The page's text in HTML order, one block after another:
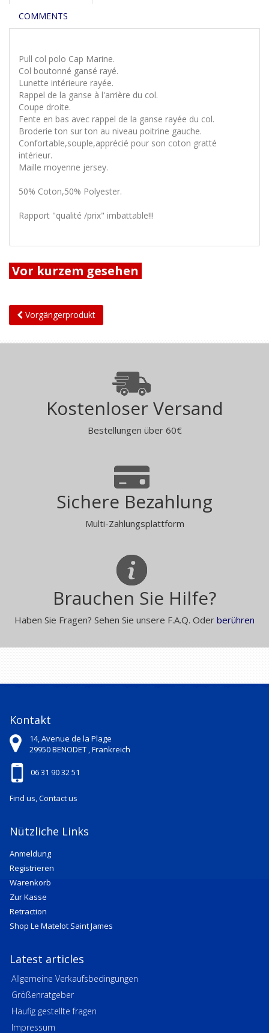
COMMENTS
Pull col polo Cap Marine.
Col boutonné gansé rayé.
Lunette intérieure rayée.
Rappel de la ganse à l'arrière du col.
Coupe droite.
Fente en bas avec rappel de la ganse rayée du col.
Broderie ton sur ton au niveau poitrine gauche.
Confortable,souple,apprécié pour son coton gratté
intérieur.
Maille moyenne jersey.
50% Coton,50% Polyester.
Rapport "qualité /prix" imbattable!!!
Vor kurzem gesehen
Vorgängerprodukt
Kostenloser Versand
Bestellungen über 60€
Sichere Bezahlung
Multi-Zahlungsplattform
Brauchen Sie Hilfe?
Haben Sie Fragen? Sehen Sie unsere F.A.Q. Oder berühren
Kontakt
14, Avenue de la Plage
29950BENODET , Frankreich
06 31 90 32 51
Find us, Contact us
Nützliche Links
Anmeldung
Registrieren
Warenkorb
Zur Kasse
Retraction
Shop Le Matelot Saint James
Latest articles
Allgemeine Verkaufsbedingungen
Größenratgeber
Häufig gestellte fragen
Impressum